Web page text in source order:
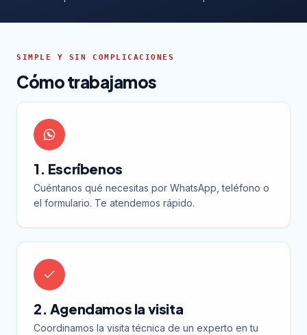
SIMPLE Y SIN COMPLICACIONES
Cómo trabajamos
1. Escríbenos
Cuéntanos qué necesitas por WhatsApp, teléfono o
el formulario. Te atendemos rápido.
2. Agendamos la visita
Coordinamos la visita técnica de un experto en tu